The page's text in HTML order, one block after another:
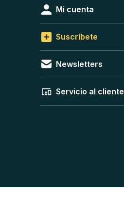
Mi cuenta
Suscríbete
Newsletters
Servicio al cliente